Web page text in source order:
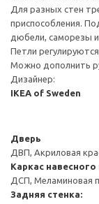
Для разных стен
приспособления.
дюбели, саморезы и
Петли
Можно дополнить
Дизайнер:
IKEA of Sweden
Дверь
ДВП, Акриловая
Каркас
ДСП, Меламиновая
Задняя стенка: